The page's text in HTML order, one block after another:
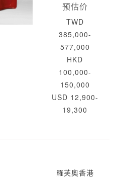
预估价
TWD
385,000-
577,000
HKD
100,000-
150,000
USD 12,900-
19,300
羅芙奧香港